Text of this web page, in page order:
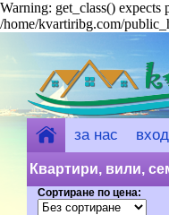
Warning: get_class() expects
/home/kvartiribg.com/
за нас
добави обект
Квартири, вили,
къщи за гости -
Сортиране по цена: